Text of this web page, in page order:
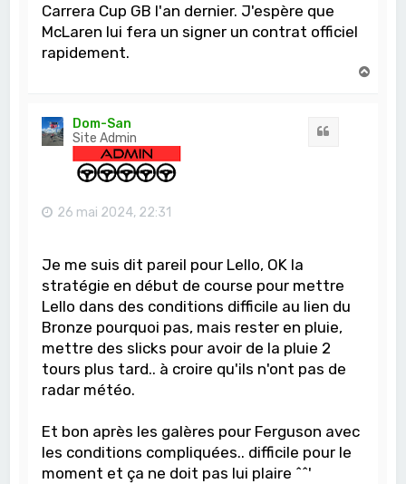
Carrera Cup GB l'an dernier. J'espère que
McLaren lui fera un signer un contrat officiel
rapidement.
Dom-San
Site Admin
26 mai 2024, 22:31
Je me suis dit pareil pour Lello, OK la
stratégie en début de course pour mettre
Lello dans des conditions difficile au lien du
Bronze pourquoi pas, mais rester en pluie,
mettre des slicks pour avoir de la pluie 2
tours plus tard.. à croire qu'ils n'ont pas de
radar météo.
Et bon après les galères pour Ferguson avec
les conditions compliquées.. difficile pour le
moment et ça ne doit pas lui plaire ^^'